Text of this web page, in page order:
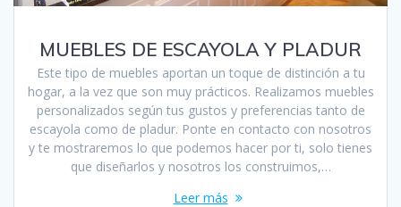
MUEBLES DE ESCAYOLA Y PLADUR
Este tipo de muebles aportan un toque de distinción a tu
hogar, a la vez que son muy prácticos. Realizamos muebles
personalizados según tus gustos y preferencias tanto de
escayola como de pladur. Ponte en contacto con nosotros
y te mostraremos lo que podemos hacer por ti, solo tienes
que diseñarlos y nosotros los construimos,…
Leer más